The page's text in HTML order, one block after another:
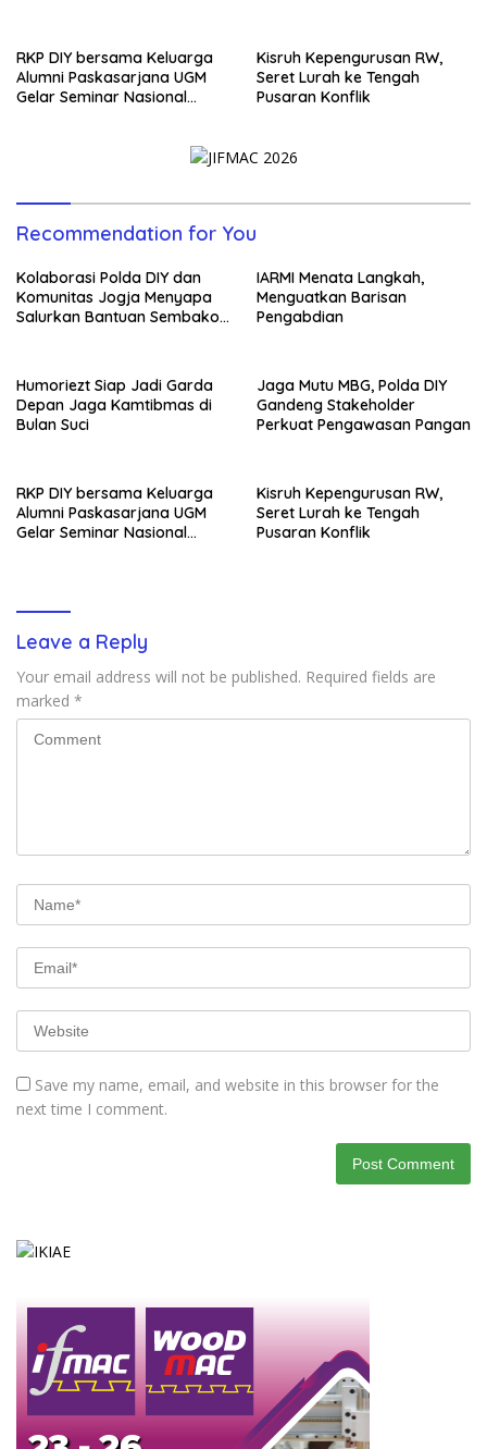
RKP DIY bersama Keluarga
Alumni Paskasarjana UGM
Gelar Seminar Nasional
Kisruh Kepengurusan RW,
Seret Lurah ke Tengah
Pusaran Konflik
Recommendation for You
Kolaborasi Polda DIY dan
Komunitas Jogja Menyapa
Salurkan Bantuan Sembako,
IARMI Menata Langkah,
Menguatkan Barisan
Pengabdian
Humoriezt Siap Jadi Garda
Depan Jaga Kamtibmas di
Bulan Suci
Jaga Mutu MBG, Polda DIY
Gandeng Stakeholder
Perkuat Pengawasan Pangan
RKP DIY bersama Keluarga
Alumni Paskasarjana UGM
Gelar Seminar Nasional
Kisruh Kepengurusan RW,
Seret Lurah ke Tengah
Pusaran Konflik
Leave a Reply
Your email address will not be published. Required fields are
marked *
Save my name, email, and website in this browser for the
next time I comment.